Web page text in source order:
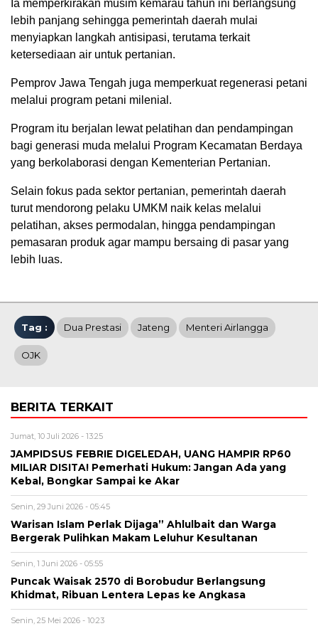
Ia memperkirakan musim kemarau tahun ini berlangsung
lebih panjang sehingga pemerintah daerah mulai
menyiapkan langkah antisipasi, terutama terkait
ketersediaan air untuk pertanian.
Pemprov Jawa Tengah juga memperkuat regenerasi petani
melalui program petani milenial.
Program itu berjalan lewat pelatihan dan pendampingan
bagi generasi muda melalui Program Kecamatan Berdaya
yang berkolaborasi dengan Kementerian Pertanian.
Selain fokus pada sektor pertanian, pemerintah daerah
turut mendorong pelaku UMKM naik kelas melalui
pelatihan, akses permodalan, hingga pendampingan
pemasaran produk agar mampu bersaing di pasar yang
lebih luas.
Tag : Dua Prestasi Jateng Menteri Airlangga
OJK
BERITA TERKAIT
Jumat, 10 Juli 2026 - 13:25
JAMPIDSUS FEBRIE DIGELEDAH, UANG HAMPIR RP60
MILIAR DISITA! Pemerhati Hukum: Jangan Ada yang
Kebal, Bongkar Sampai ke Akar
Senin, 29 Juni 2026 - 05:45
Warisan Islam Perlak Dijaga” Ahlulbait dan Warga
Bergerak Pulihkan Makam Leluhur Kesultanan
Senin, 1 Juni 2026 - 05:55
Puncak Waisak 2570 di Borobudur Berlangsung
Khidmat, Ribuan Lentera Lepas ke Angkasa
Senin, 25 Mei 2026 - 10:23